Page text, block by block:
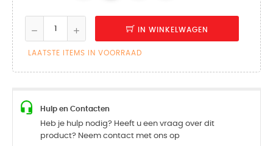
IN WINKELWAGEN
LAATSTE ITEMS IN VOORRAAD
Hulp en Contacten
Heb je hulp nodig? Heeft u een vraag over dit
product? Neem contact met ons op